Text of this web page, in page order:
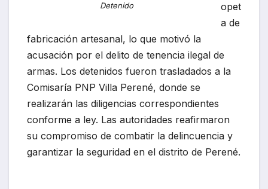
Detenido
opet
a de
fabricación artesanal, lo que motivó la
acusación por el delito de tenencia ilegal de
armas. Los detenidos fueron trasladados a la
Comisaría PNP Villa Perené, donde se
realizarán las diligencias correspondientes
conforme a ley. Las autoridades reafirmaron
su compromiso de combatir la delincuencia y
garantizar la seguridad en el distrito de Perené.